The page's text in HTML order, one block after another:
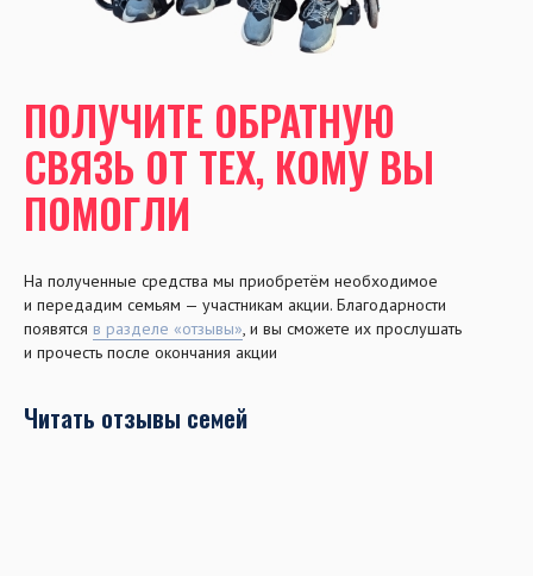
ПОЛУЧИТЕ ОБРАТНУЮ
СВЯЗЬ ОТ ТЕХ, КОМУ ВЫ
ПОМОГЛИ
На полученные средства мы приобретём необходимое
и передадим семьям — участникам акции. Благодарности
появятся в разделе «отзывы», и вы сможете их прослушать
и прочесть после окончания акции
Читать отзывы семей